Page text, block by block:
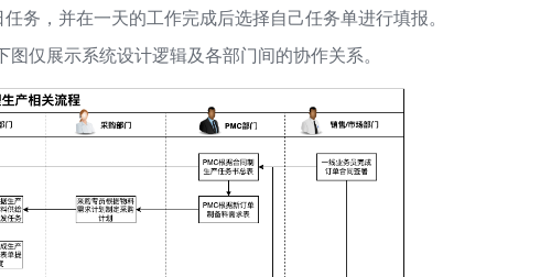
务，并在一天的工作完成后选择自己任务单进行填报。
仅展示系统设计逻辑及各部门间的协作关系。